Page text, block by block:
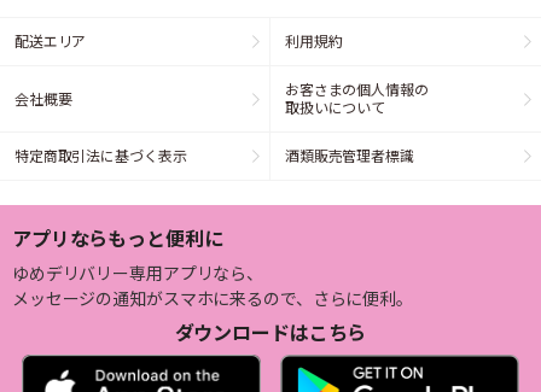
配送エリア 利用規約
会社概要
お客さまの個人情報の
取扱いについて
特定商取引法に基づく表示 酒類販売管理者標識
アプリならもっと便利に
ゆめデリバリー専用アプリなら、
メッセージの通知がスマホに来るので、さらに便利。
ダウンロードはこちら